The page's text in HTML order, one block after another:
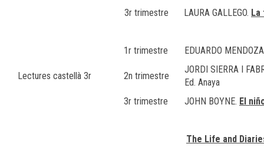
3r trimestre
LAURA GALLEGO. La
Lectures castellà 3r
1r trimestre EDUARDO
2n trimestre
JORDI SIERRA I
Ed. Anaya
3r trimestre
JOHN BOYNE. El
The Life and